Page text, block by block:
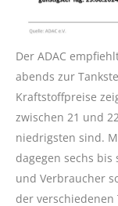
Der ADAC
abends zur
Kraftstoffpreise
zwischen 21 und
niedrigsten sind.
dagegen sechs
und Verbraucher
der